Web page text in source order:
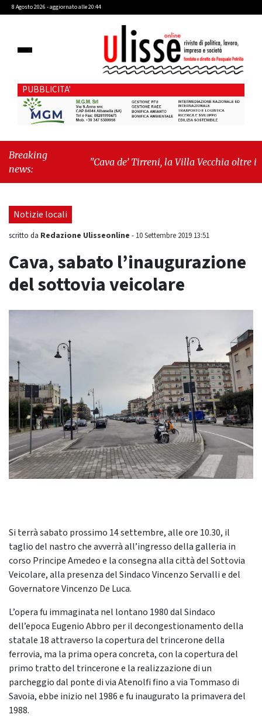
8 Agosto 2026 - aggiornato alle 20:44
PUBBLICITA'
Breaking
news:
"Cava de’ Tirreni, la Villa Vecchia oltre i
seduta consiliare: “Serve chiarezza!”"
Notizie locali
scritto da Redazione Ulisseonline - 10 Settembre 2019 13:51
Cava, sabato l’inaugurazione
del sottovia veicolare
Si terrà sabato prossimo 14 settembre, alle ore 10.30, il
taglio del nastro che avverrà all’ingresso della galleria in
corso Principe Amedeo e la consegna alla città del Sottovia
Veicolare, alla presenza del Sindaco Vincenzo Servalli e del
Governatore Vincenzo De Luca.
L’opera fu immaginata nel lontano 1980 dal Sindaco
dell’epoca Eugenio Abbro per il decongestionamento della
statale 18 attraverso la copertura del trincerone della
ferrovia, ma la prima opera concreta, con la copertura del
primo tratto del trincerone e la realizzazione di un
parcheggio dal ponte di via Atenolfi fino a via Tommaso di
Savoia, ebbe inizio nel 1986 e fu inaugurato la primavera del
1988.